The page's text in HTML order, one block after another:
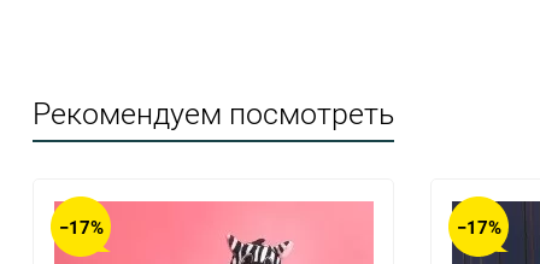
Рекомендуем посмотреть
−17% −17%